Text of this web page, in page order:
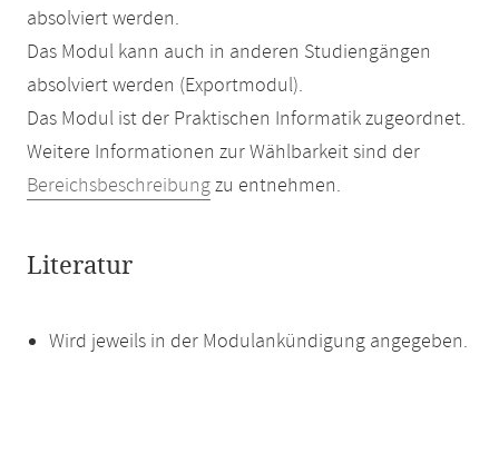
absolviert werden.
Das Modul kann auch in anderen Studiengängen
absolviert werden (Exportmodul).
Das Modul ist der Praktischen Informatik zugeordnet.
Weitere Informationen zur Wählbarkeit sind der
Bereichsbeschreibungzu entnehmen.
Literatur
Wird jeweils in der Modulankündigung angegeben.